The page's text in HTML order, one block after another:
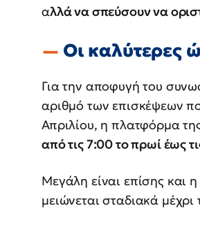
αλλά να σπεύσουν να
Οι καλύτερες
Για την αποφυγή του
αριθμό των επισκέψεων
Απριλίου, η πλατφόρμα
από τις 7:00 το πρωί έως
Μεγάλη είναι επίσης και
μειώνεται σταδιακά μέχρι